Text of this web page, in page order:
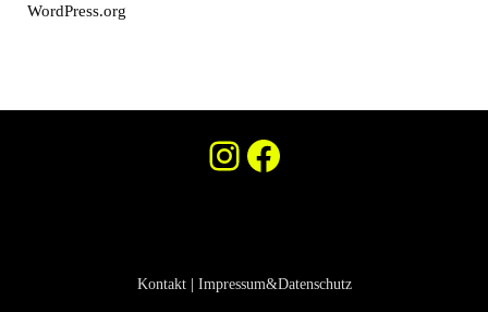
WordPress.org
Instagram
Facebook
Kontakt| Impressum&Datenschutz